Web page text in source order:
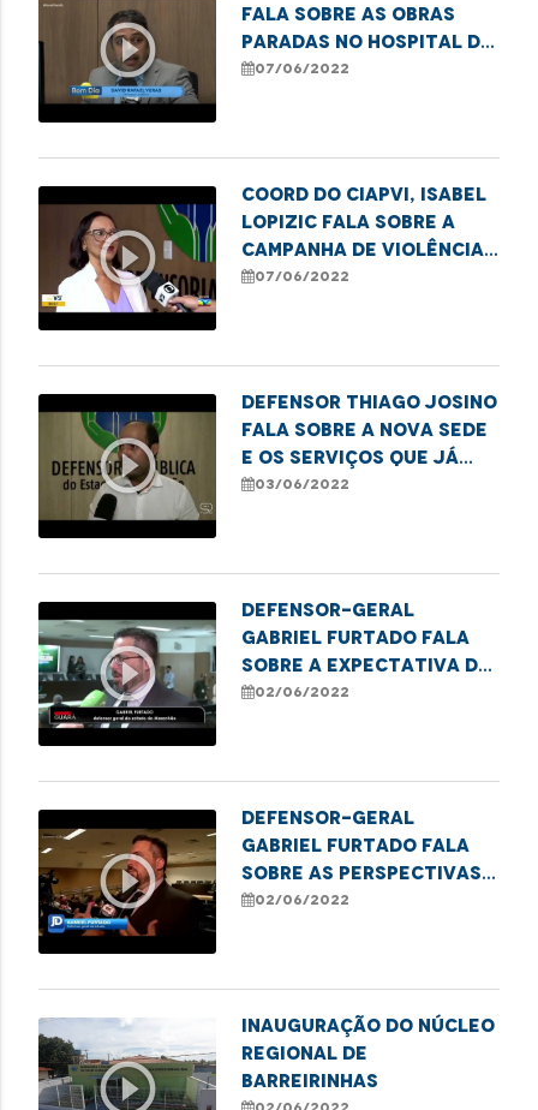
play_circle_outline
fala sobre as obras
paradas no Hospital da
Criança, prejudicando
07/06/2022
play_circle_outline
Coord do CIAPVI, Isabel
Lopizic fala sobre a
Campanha de Violência
contra os idosos
07/06/2022
play_circle_outline
Defensor Thiago Josino
fala sobre a nova sede
e os serviços que já
estão em
03/06/2022
play_circle_outline
Defensor-geral
Gabriel Furtado fala
sobre a expectativa do
trabalho e ações da
02/06/2022
play_circle_outline
Defensor-geral
Gabriel Furtado fala
sobre as perspectivas
para a gestão dos
02/06/2022
play_circle_outline
INAUGURAÇÃO DO NÚCLEO
REGIONAL DE
BARREIRINHAS